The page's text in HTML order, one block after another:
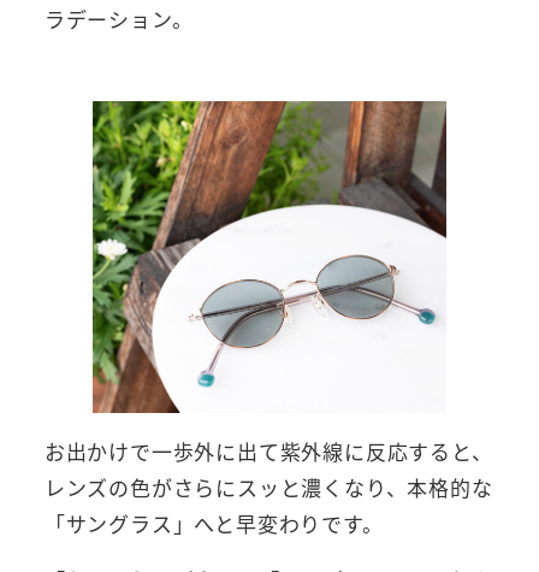
ラデーション。
お出かけで一歩外に出て紫外線に反応すると、
レンズの色がさらにスッと濃くなり、本格的な
「サングラス」へと早変わりです。